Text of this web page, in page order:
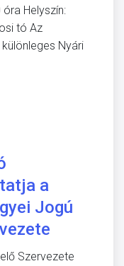
Helyszín:
tó Az
Nyári
a
Jogú
Szervezete